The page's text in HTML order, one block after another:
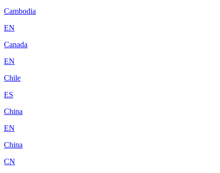
Cambodia
EN
Canada
EN
Chile
ES
China
EN
China
CN